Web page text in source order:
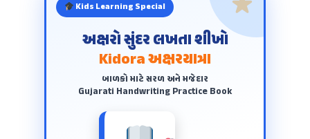
Kids Learning Special
અક્ષરો સુંદર લખતા શીખો
Kidora અક્ષરયાત્રા
બાળકો માટે સરળ અને મજેદાર
Gujarati Handwriting Practice Book